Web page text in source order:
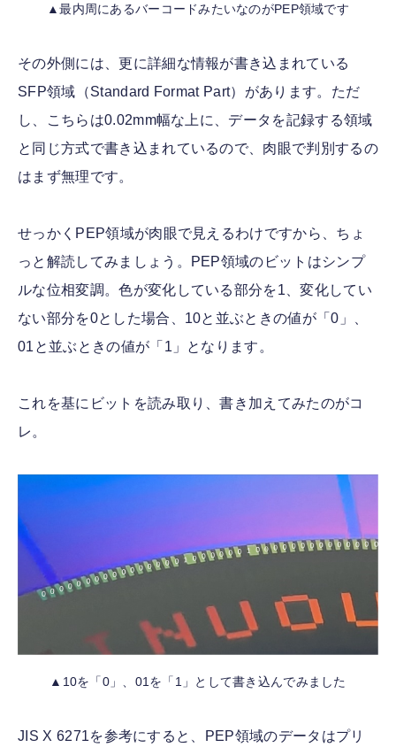
▲最内周にあるバーコードみたいなのがPEP領域です
その外側には、更に詳細な情報が書き込まれている
SFP領域（Standard Format Part）があります。ただ
し、こちらは0.02mm幅な上に、データを記録する領域
と同じ方式で書き込まれているので、肉眼で判別するの
はまず無理です。
せっかくPEP領域が肉眼で見えるわけですから、ちょ
っと解読してみましょう。PEP領域のビットはシンプ
ルな位相変調。色が変化している部分を1、変化してい
ない部分を0とした場合、10と並ぶときの値が「0」、
01と並ぶときの値が「1」となります。
これを基にビットを読み取り、書き加えてみたのがコ
レ。
▲10を「0」、01を「1」として書き込んでみました
JIS X 6271を参考にすると、PEP領域のデータはプリ